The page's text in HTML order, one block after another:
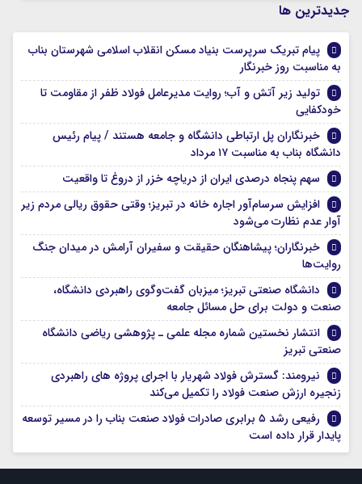
جديدترين ها
پیام تبریک سرپرست بنیاد مسکن انقلاب اسلامی شهرستان بناب
به مناسبت روز خبرنگار
تولید زیر آتش و آب؛ روایت مدیرعامل فولاد ظفر از مقاومت تا
خودکفایی
خبرنگاران پل ارتباطی دانشگاه و جامعه هستند / پیام رئیس
دانشگاه بناب به مناسبت ۱۷ مرداد
سهم پنجاه درصدی ایران از دریاچه خزر از دروغ تا واقعیت
افزایش سرسام‌آور اجاره خانه در تبریز؛ وقتی حقوق ریالی مردم زیر
آوار عدم نظارت می‌شود
خبرنگاران؛ پیشاهنگان حقیقت و سفیران آرامش در میدان جنگ
روایت‌ها
دانشگاه صنعتی تبریز؛ میزبان گفت‌وگوی راهبردی دانشگاه،
صنعت و دولت برای حل مسائل جامعه
انتشار نخستین شماره مجله علمی ـ پژوهشی ریاضی دانشگاه
صنعتی تبریز
نیرومند: گسترش فولاد شهریار با اجرای پروژه های راهبردی
زنجیره ارزش صنعت فولاد را تکمیل می‌کند
رفیعی رشد ۵ برابری صادرات فولاد صنعت بناب را در مسیر توسعه
پایدار قرار داده است